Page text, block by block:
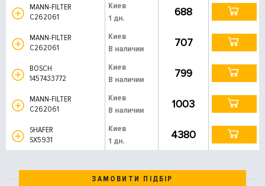
MANN-FILTER
C262061
Киев
1 дн.
688
MANN-FILTER
C262061
Киев
В наличии
707
BOSCH
1457433772
Киев
В наличии
799
MANN-FILTER
C262061
Киев
В наличии
1003
SHAFER
SX5931
Киев
1 дн.
4380
ЗАМОВИТИ ПІДБІР